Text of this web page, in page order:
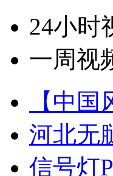
24小时
一周视
【中
河北无
信号灯